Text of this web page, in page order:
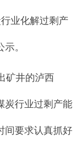
业化解过剩产
。
矿井的泸西
炭行业过剩产能
间要求认真抓好